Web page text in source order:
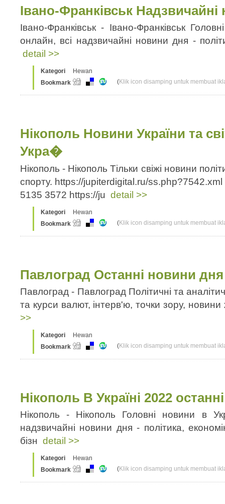
Івано-Франківськ Надзвичайні
Івано-Франківськ - Івано-Франківськ
онлайн, всі надзвичайні новини дня -
detail >>
Kategori
Hewan
Bookmark
(Klik icon disamping untuk membuat
Нікополь Новини України та
Укра�
Нікополь - Нікополь Тільки свіжі новини
спорту. https://jupiterdigital.ru/
5135 3572 https://ju detail >>
Kategori
Hewan
Bookmark
(Klik icon disamping untuk membuat
Павлоград Останні новини дня
Павлоград - Павлоград Політичні та
та курси валют, інтерв'ю, точки зору,
>>
Kategori
Hewan
Bookmark
(Klik icon disamping untuk membuat
Нікополь В Україні 2022
Нікополь - Нікополь Головні новини в
надзвичайні новини дня - політика,
бізн detail >>
Kategori
Hewan
Bookmark
(Klik icon disamping untuk membuat